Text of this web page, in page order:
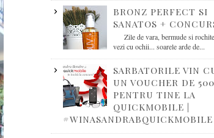
BRONZ PERFECT SI
SANATOS +
Zile de vara, bermude si
vezi cu ochii... soarele arde de...
SARBATORILE VIN
UN VOUCHER DE
PENTRU TINE LA
QUICKMOBILE |
#WINASANDRABQUICKMOBILE